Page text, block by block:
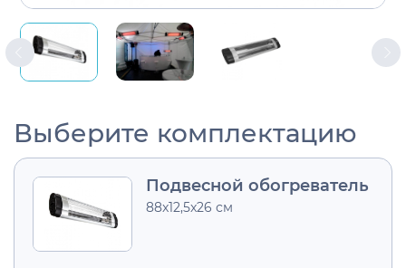
Выберите комплектацию
Подвесной обогреватель
88x12,5x26 см